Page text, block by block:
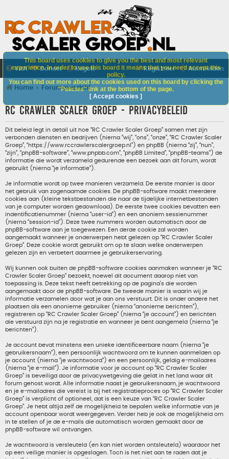
V&A Doneer Regels Aanmelden
Registreer
Home Forumoverzicht
RC Crawler Scaler Groep - Privacybeleid
Dit beleid legt in detail uit hoe “RC Crawler Scaler Groep” samen met zijn
verbonden diensten en bedrijven (hierna “wij”, “ons”, “onze”, “RC Crawler Scaler
Groep”, “https://www.rccrawlerscalergroep.nl”) en phpBB (hierna “zij”, “hun”,
“zijn”, “phpBB-software”, “www.phpbb.com”, “phpBB Limited”, “phpBB-teams”) de
informatie die wordt verzameld gedurende een bezoek aan dit forum, wordt
gebruikt (hierna “je informatie”).
Je informatie wordt op twee manieren verzameld. De eerste manier is door
het gebruik van zogenaamde cookies. De phpBB-software maakt meerdere
cookies aan (kleine tekstbestanden die naar de tijdelijke internetbestanden
van je computer worden gedownload). De eerste twee cookies bevatten een
indentificatienummer (hierna “user-id”) en een anoniem sessienummer
(hierna “session-id”). Deze twee nummers worden automatisch door de
phpBB-software aan je toegewezen. Een derde cookie zal worden
aangemaakt wanneer je onderwerpen hebt gelezen op “RC Crawler Scaler
Groep”. Deze cookie wordt gebruikt om op te slaan welke onderwerpen
gelezen zijn en verbetert daarmee je gebruikerservaring.
Wij kunnen ook buiten de phpBB-software cookies aanmaken wanneer je “RC
Crawler Scaler Groep” bezoekt, hoewel dit document daarop niet van
toepassing is. Deze tekst heeft betrekking op de pagina’s die worden
aangemaakt door de phpBB-software. De tweede manier is waarin wij je
informatie verzamelen door wat je aan ons verstuurt. Dit is onder andere het
plaatsen als een anonieme gebruiker (hierna “anonieme berichten”),
registreren op “RC Crawler Scaler Groep” (hierna “je account”) en berichten
die verstuurd zijn na je registratie en wanneer je bent aangemeld (hierna “je
berichten”).
Je account bevat minstens een unieke identificeerbare naam (hierna “je
gebruikersnaam”), een persoonlijk wachtwoord om te kunnen aanmelden op
je account (hierna “je wachtwoord”) en een persoonlijk, geldig e-mailadres
(hierna “je e-mail”). Je informatie voor je account op “RC Crawler Scaler
Groep” is beveiligd door de privacywetgeving die geldt in het land waar dit
forum gehost wordt. Alle informatie naast je gebruikersnaam, je wachtwoord
en je e-mailadres die vereist is bij het registratieproces op “RC Crawler Scaler
Groep” is verplicht of optioneel, dat is een keuze van “RC Crawler Scaler
Groep”. Je hebt altijd zelf de mogelijkheid te bepalen welke informatie van je
account openbaar wordt weergegeven. Verder heb je ook de mogelijkheid om
in te stellen of je de e-mails die automatisch worden gemaakt door de
phpBB-software wil ontvangen.
Je wachtwoord is versleuteld (en kan niet worden ontsleuteld) waardoor het
op een veilige manier is opgeslagen. Toch is het niet aan te raden dat je
This board uses cookies to give you the best and most relevant
experience. In order to use this board it means that you need accept this
policy.
You can find out more about the cookies used on this board by clicking the
"Policies" link at the bottom of the page.
[ Accept cookies ]